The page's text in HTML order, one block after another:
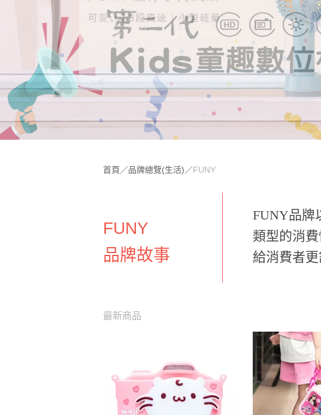
首頁 ／品牌總覽(生活) ／FUNY
FUNY
品牌故事
FUNY品牌
類型的消
給消費者
最新商品